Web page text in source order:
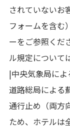
されていないお
フォームを含む
ーをご参照くだ
ル規定について
|中央気象局に
道路総局による
通行止め（両方
ため、ホテルは